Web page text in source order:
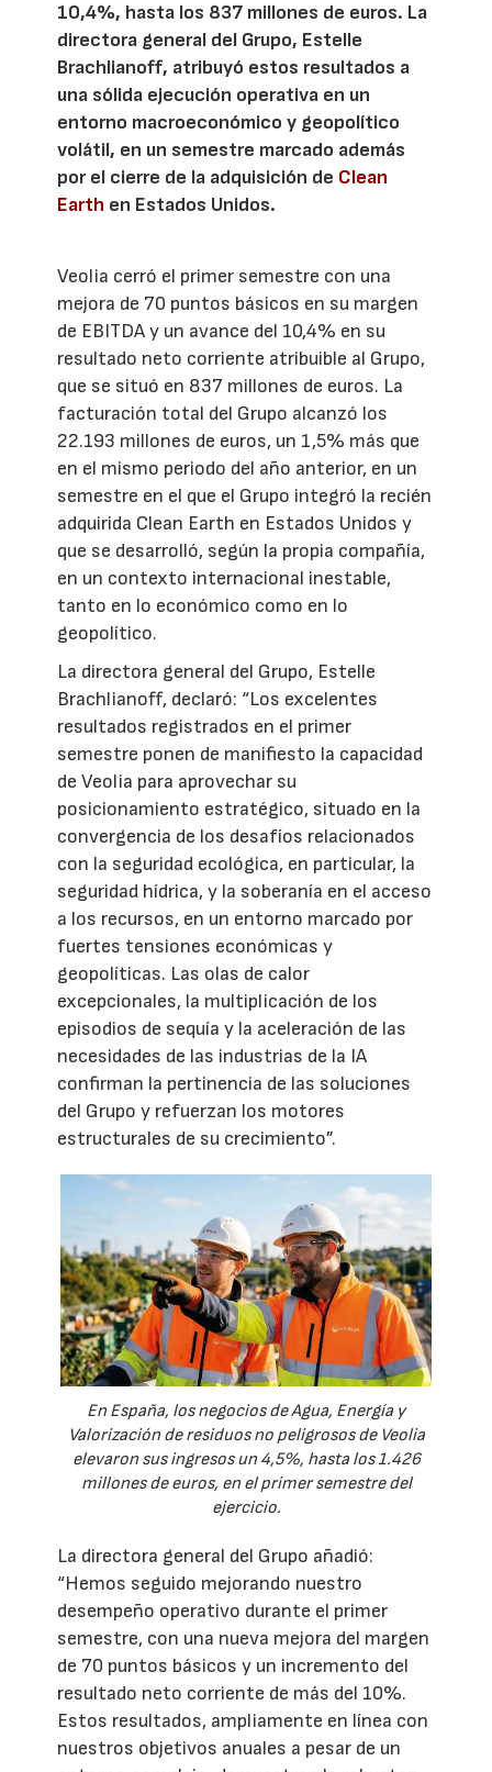
10,4%, hasta los 837 millones de euros. La
directora general del Grupo, Estelle
Brachlianoff, atribuyó estos resultados a
una sólida ejecución operativa en un
entorno macroeconómico y geopolítico
volátil, en un semestre marcado además
por el cierre de la adquisición de Clean
Earth en Estados Unidos.
Veolia cerró el primer semestre con una
mejora de 70 puntos básicos en su margen
de EBITDA y un avance del 10,4% en su
resultado neto corriente atribuible al Grupo,
que se situó en 837 millones de euros. La
facturación total del Grupo alcanzó los
22.193 millones de euros, un 1,5% más que
en el mismo periodo del año anterior, en un
semestre en el que el Grupo integró la recién
adquirida Clean Earth en Estados Unidos y
que se desarrolló, según la propia compañía,
en un contexto internacional inestable,
tanto en lo económico como en lo
geopolítico.
La directora general del Grupo, Estelle
Brachlianoff, declaró: “Los excelentes
resultados registrados en el primer
semestre ponen de manifiesto la capacidad
de Veolia para aprovechar su
posicionamiento estratégico, situado en la
convergencia de los desafíos relacionados
con la seguridad ecológica, en particular, la
seguridad hídrica, y la soberanía en el acceso
a los recursos, en un entorno marcado por
fuertes tensiones económicas y
geopolíticas. Las olas de calor
excepcionales, la multiplicación de los
episodios de sequía y la aceleración de las
necesidades de las industrias de la IA
confirman la pertinencia de las soluciones
del Grupo y refuerzan los motores
estructurales de su crecimiento”.
En España, los negocios de Agua, Energía y
Valorización de residuos no peligrosos de Veolia
elevaron sus ingresos un 4,5%, hasta los 1.426
millones de euros, en el primer semestre del
ejercicio.
La directora general del Grupo añadió:
“Hemos seguido mejorando nuestro
desempeño operativo durante el primer
semestre, con una nueva mejora del margen
de 70 puntos básicos y un incremento del
resultado neto corriente de más del 10%.
Estos resultados, ampliamente en línea con
nuestros objetivos anuales a pesar de un